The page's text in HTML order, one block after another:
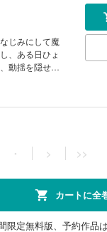
じみにして魔
、ある日ひょ
動揺を隠せな
・ > >>
カートに全
限定無料版、予約作品